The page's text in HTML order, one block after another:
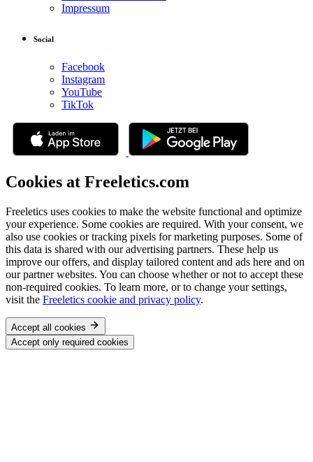
Impressum
Social
Facebook
Instagram
YouTube
TikTok
Cookies at Freeletics.com
Freeletics uses cookies to make the website functional and optimize
your experience. Some cookies are required. With your consent, we
also use cookies or tracking pixels for marketing purposes. Some of
this data is shared with our advertising partners. These help us
improve our offers, and display tailored content and ads here and on
our partner websites. You can choose whether or not to accept these
non-required cookies. To learn more, or to change your settings,
visit the Freeletics cookie and privacy policy.
Accept all cookies
Accept only required cookies